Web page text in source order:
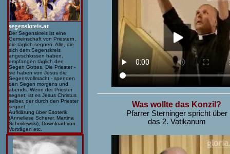
segenskreis.at
Der Segenskreis ist eine
Gemeinschaft von Priestern,
die täglich segnen. Alle, die
sich dem Segenskreis
angeschlossen haben,
empfangen täglich den
Segen Gottes. Die Priester -
sie haben von Jesus die
Segensvollmacht - spenden
den Segen morgens und
abends. Wenn der Priester
segnet, ist es Jesus Christus
selber, der durch den Priester
segnet.
Aufklärung über Esoterik
(Anneliese Scherer, Martina
Schmilewski), Download von
Vorträgen etc.
Was wollte das Konzil?
Pfarrer Sterninger spricht über
das 2. Vatikanum